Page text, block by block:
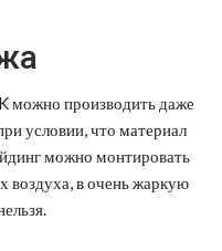
можно производить даже
условии, что материал
можно монтировать
воздуха, в очень жаркую